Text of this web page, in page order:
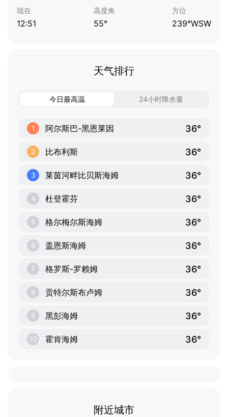
现在
12:51
高度角
55°
方位
239°WSW
天气排行
今日最高温 24小时降水量
1 阿尔斯巴-黑恩莱因 36°
2 比布利斯 36°
3 莱茵河畔比贝斯海姆 36°
4 杜登霍芬 36°
5 格尔梅尔斯海姆 36°
6 盖恩斯海姆 36°
7 格罗斯-罗赖姆 36°
8 贡特尔斯布卢姆 36°
9 黑彭海姆 36°
10 霍肯海姆 36°
附近城市